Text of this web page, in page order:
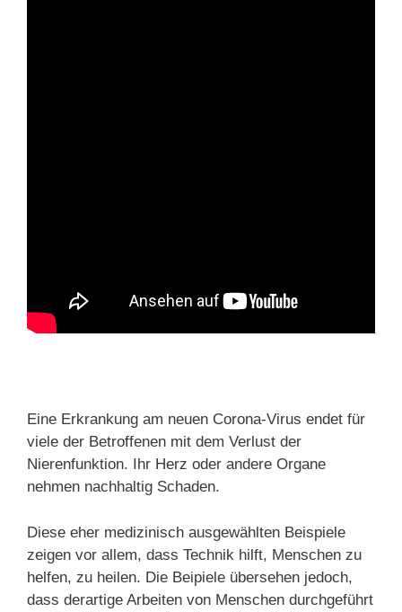
Eine Erkrankung am neuen Corona-Virus endet für
viele der Betroffenen mit dem Verlust der
Nierenfunktion. Ihr Herz oder andere Organe
nehmen nachhaltig Schaden.
Diese eher medizinisch ausgewählten Beispiele
zeigen vor allem, dass Technik hilft, Menschen zu
helfen, zu heilen. Die Beipiele übersehen jedoch,
dass derartige Arbeiten von Menschen durchgeführt